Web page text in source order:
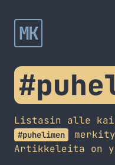
MK
Listasin alle
#puhelimen
Artikkeleita on